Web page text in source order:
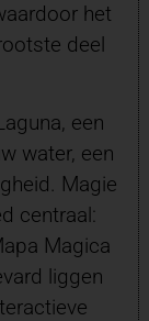
het
deel
een
water, een
Magie
centraal:
Magica
liggen